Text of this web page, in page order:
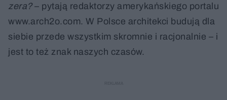
zera?– pytają redaktorzy amerykańskiego portalu
www.arch2o.com. W Polsce architekci budują dla
siebie przede wszystkim skromnie i racjonalnie – i
jest to też znak naszych czasów.